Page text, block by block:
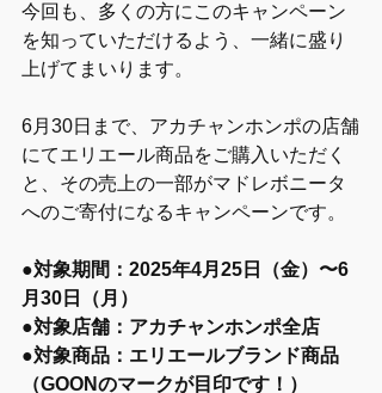
今回も、多くの方にこのキャンペーン
を知っていただけるよう、一緒に盛り
上げてまいります。
6月30日まで、アカチャンホンポの店舗
にてエリエール商品をご購入いただく
と、その売上の一部がマドレボニータ
へのご寄付になるキャンペーンです。
●対象期間：2025年4月25日（金）〜6
月30日（月）
●対象店舗：アカチャンホンポ全店
●対象商品：エリエールブランド商品
（GOONのマークが目印です！）